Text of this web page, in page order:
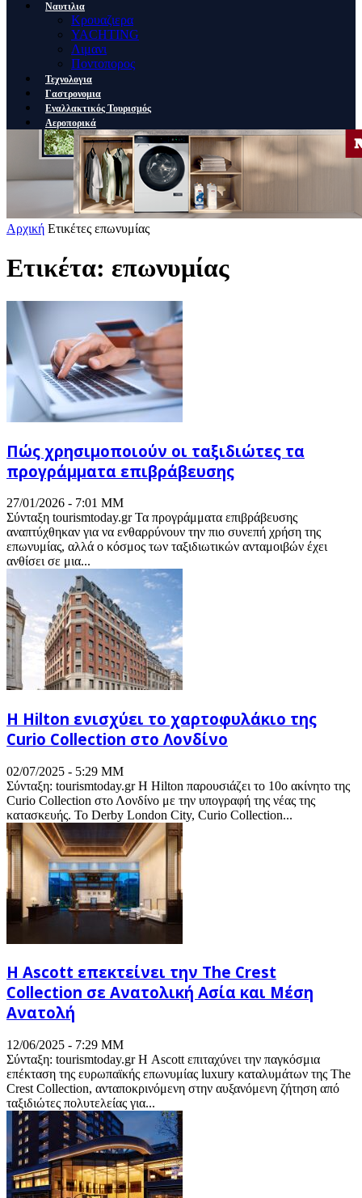
Ναυτιλια
Κρουαζιερα
YACHTING
Λιμανι
Ποντοπορος
Τεχνολογια
Γαστρονομια
Εναλλακτικός Τουρισμός
Αεροπορικά
Αρχική Ετικέτες επωνυμίας
Ετικέτα: επωνυμίας
Πώς χρησιμοποιούν οι ταξιδιώτες τα
προγράμματα επιβράβευσης
27/01/2026 - 7:01 ΜΜ
Σύνταξη tourismtoday.gr Τα προγράμματα επιβράβευσης
αναπτύχθηκαν για να ενθαρρύνουν την πιο συνεπή χρήση της
επωνυμίας, αλλά ο κόσμος των ταξιδιωτικών ανταμοιβών έχει
ανθίσει σε μια...
Η Hilton ενισχύει το χαρτοφυλάκιο της
Curio Collection στο Λονδίνο
02/07/2025 - 5:29 ΜΜ
Σύνταξη: tourismtoday.gr Η Hilton παρουσιάζει το 10ο ακίνητο της
Curio Collection στο Λονδίνο με την υπογραφή της νέας της
κατασκευής. Το Derby London City, Curio Collection...
Η Ascott επεκτείνει την The Crest
Collection σε Ανατολική Ασία και Μέση
Ανατολή
12/06/2025 - 7:29 ΜΜ
Σύνταξη: tourismtoday.gr Η Ascott επιταχύνει την παγκόσμια
επέκταση της ευρωπαϊκής επωνυμίας luxury καταλυμάτων της The
Crest Collection, ανταποκρινόμενη στην αυξανόμενη ζήτηση από
ταξιδιώτες πολυτελείας για...